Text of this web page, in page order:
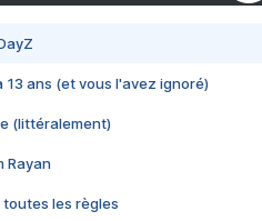
13 ans (et vous l'avez ignoré)
(littéralement)
Rayan
toutes les règles